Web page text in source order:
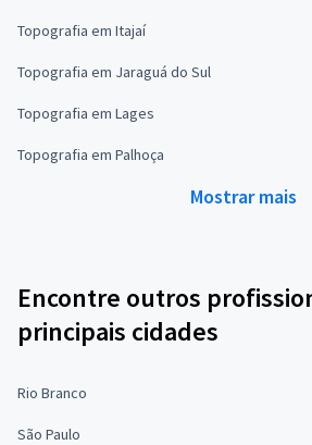
Topografia em Itajaí
Topografia em Jaraguá do Sul
Topografia em Lages
Topografia em Palhoça
Mostrar mais
Encontre outros
principais cidades
Rio Branco
São Paulo